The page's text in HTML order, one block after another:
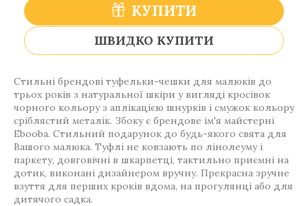
КУПИТИ
ШВИДКО КУПИТИ
Стильні брендові туфельки-чешки для малюків до
трьох років з натуральної шкіри у вигляді кросівок
чорного кольору з аплікацією шнурків і смужок кольору
сріблястий металік. Збоку є брендове ім'я майстерні
Еbooba. Стильний подарунок до будь-якого свята для
Вашого малюка. Туфлі не ковзають по лінолеуму і
паркету, довговічні в шкарпетці, тактильно приємні на
дотик, виконані дизайнером вручну. Прекрасна зручне
взуття для перших кроків вдома, на прогулянці або для
дитячого садка.